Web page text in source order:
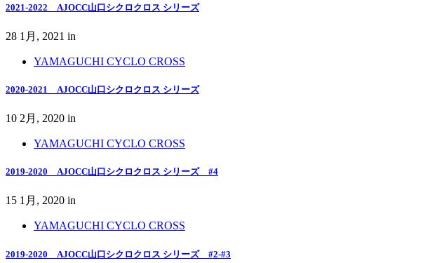
2021-2022 AJOCC山口シクロクロス シリーズ
28 1月, 2021 in
YAMAGUCHI CYCLO CROSS
2020-2021 AJOCC山口シクロクロス シリーズ
10 2月, 2020 in
YAMAGUCHI CYCLO CROSS
2019-2020 AJOCC山口シクロクロス シリーズ #4
15 1月, 2020 in
YAMAGUCHI CYCLO CROSS
2019-2020 AJOCC山口シクロクロス シリーズ #2-#3